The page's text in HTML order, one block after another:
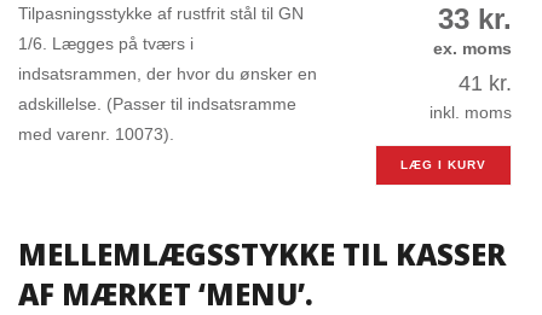
Tilpasningsstykke af rustfrit stål til GN
1/6. Lægges på tværs i
indsatsrammen, der hvor du ønsker en
adskillelse. (Passer til indsatsramme
med varenr. 10073).
33 kr.
ex. moms
41 kr.
inkl. moms
LÆG I KURV
MELLEMLÆGSSTYKKE TIL KASSER
AF MÆRKET ‘MENU’.